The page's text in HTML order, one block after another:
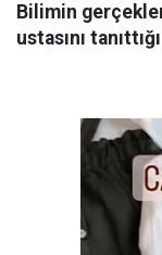
Bilimin
ustasını